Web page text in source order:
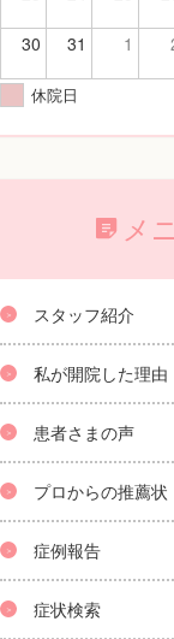
30 31 1
休院日
メ
スタッフ紹介
私が開院した理由
患者さまの声
プロからの推薦状
症例報告
症状検索